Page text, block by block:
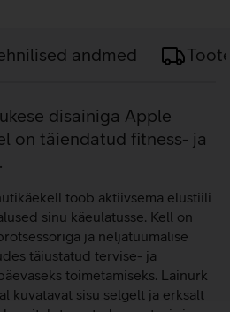
andmed
disainiga Apple
on täiendatud fitness- ja
toob aktiivsema elustiili
sinu käeulatusse. Kell on
ja neljatuumalise
täiustatud tervise- ja
toimetamiseks. Lainurk
kuvatavat sisu selgelt ja erksalt